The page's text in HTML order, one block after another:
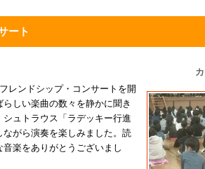
ート
レンドシップ・コンサートを開
しい楽曲の数々を静かに聞き
ュトラウス「ラデッキー行進
がら演奏を楽しみました。読
楽をありがとうございまし